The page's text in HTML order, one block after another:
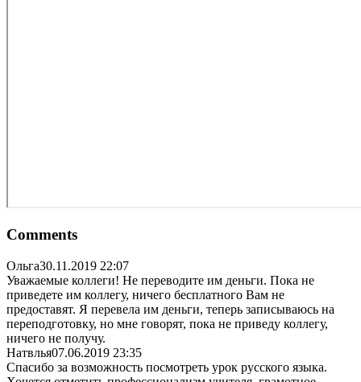
Comments
Ольга30.11.2019 22:07
Уважаемые коллеги! Не переводите им деньги. Пока не
приведете им коллегу, ничего бесплатного Вам не
предоставят. Я перевела им деньги, теперь записываюсь на
переподготовку, но мне говорят, пока не приведу коллегу,
ничего не получу.
Натвлья07.06.2019 23:35
Спасибо за возможность посмотреть урок русского языка.